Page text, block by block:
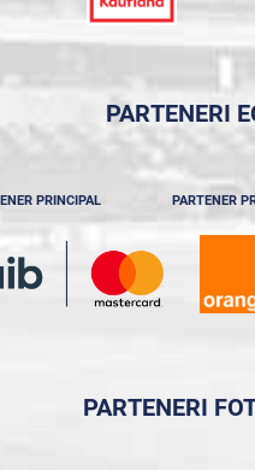
PARTENERI
PRINCIPAL PARTENER
PARTENERI